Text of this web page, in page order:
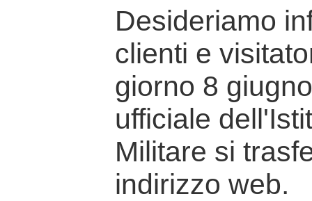
Desideriamo
clienti e
giorno 8
ufficiale
Militare si
indirizzo web.